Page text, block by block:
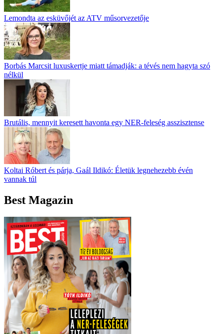
Lemondta az esküvőjét az ATV műsorvezetője
Borbás Marcsit luxuskertje miatt támadják: a tévés nem hagyta szó
nélkül
Brutális, mennyit keresett havonta egy NER-feleség asszisztense
Koltai Róbert és párja, Gaál Ildikó: Életük legnehezebb évén
vannak túl
Best Magazin